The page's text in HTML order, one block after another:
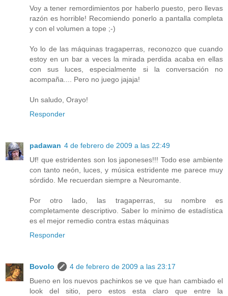
Voy a tener remordimientos por haberlo puesto, pero llevas
razón es horrible! Recomiendo ponerlo a pantalla completa
y con el volumen a tope ;-)
Yo lo de las máquinas tragaperras, reconozco que cuando
estoy en un bar a veces la mirada perdida acaba en ellas
con sus luces, especialmente si la conversación no
acompaña.... Pero no juego jajaja!
Un saludo, Orayo!
Responder
padawan 4 de febrero de 2009 a las 22:49
Uf! que estridentes son los japoneses!!! Todo ese ambiente
con tanto neón, luces, y música estridente me parece muy
sórdido. Me recuerdan siempre a Neuromante.
Por otro lado, las tragaperras, su nombre es
completamente descriptivo. Saber lo mínimo de estadística
es el mejor remedio contra estas máquinas
Responder
Bovolo
4 de febrero de 2009 a las 23:17
Bueno en los nuevos pachinkos se ve que han cambiado el
look del sitio, pero estos esta claro que entre la